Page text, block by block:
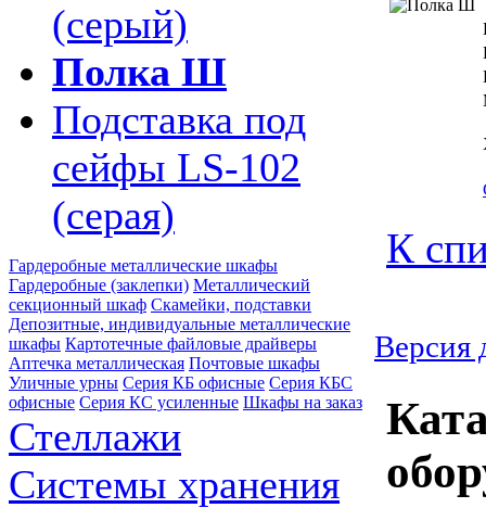
(серый)
Полка Ш
Подставка под
сейфы LS-102
(серая)
Гардеробные металлические шкафы
Гардеробные (заклепки) Металлический
секционный шкаф Скамейки, подставки
Депозитные, индивидуальные металлические
шкафы Картотечные файловые драйверы
Аптечка металлическая Почтовые шкафы
Уличные урны Серия КБ офисные Серия КБС
офисные Серия КC усиленные Шкафы на заказ
Стеллажи
Системы хранения
К
Версия